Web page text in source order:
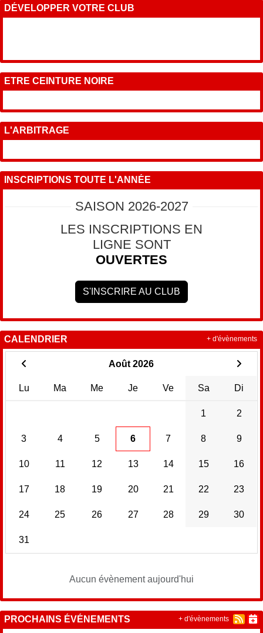
DÉVELOPPER VOTRE CLUB
ETRE CEINTURE NOIRE
L'ARBITRAGE
INSCRIPTIONS TOUTE L'ANNÉE
SAISON 2026-2027
LES INSCRIPTIONS EN
LIGNE SONT
OUVERTES
S'INSCRIRE AU CLUB
CALENDRIER
Août 2026
Lu Ma Me Je Ve Sa Di
1 2
3 4 5 6 7 8 9
10 11 12 13 14 15 16
17 18 19 20 21 22 23
24 25 26 27 28 29 30
31
Aucun évènement aujourd'hui
+ d'évènements
PROCHAINS ÉVÉNEMENTS + d'évènements